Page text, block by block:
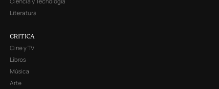
Literatura
CRITICA
Cine y TV
Libros
Música
Arte